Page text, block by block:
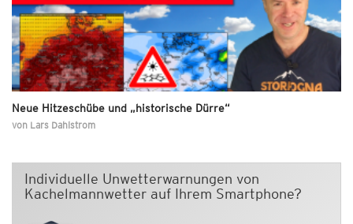
Neue Hitzeschübe und „historische Dürre“
von Lars Dahlstrom
Individuelle Unwetterwarnungen von
Kachelmannwetter auf Ihrem Smartphone?